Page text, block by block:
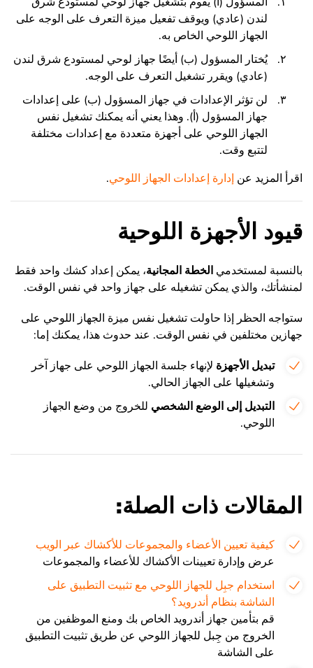
لندن (عادي) ويوقف تفعيل ميزة التعرف على الوجه على
الجهاز اللوحي الخاص به.
يُختار المسؤول (ب) أيضًا جهاز لوحي لمستودع شرق لندن
(عادي) ويقرر تشغيل التعرف على الوجه.
لن تؤثر الإعدادات في جهاز المسؤول (ب) على إعدادات
جهاز المسؤول (أ). وهذا يعني أنه يمكنك تشغيل نفس
الجهاز اللوحي على أجهزة متعددة مع إعدادات مختلفة
لتتبع وقت.
اقرأ المزيد عن إدارة إعدادات الجهاز اللوحي.
قيود الأجهزة اللوحية
بالنسبة لمستخدمي الخطة المجانية، يمكن إعداد كشك واحد فقط
لمنشأتك، والذي يمكن تشغيله على جهاز واحد في نفس الوقت.
ستواجه الحظر إذا حاولت تشغيل نفس ميزة الجهاز اللوحي على
جهازين مختلفين في نفس الوقت. عند حدوث هذا، يمكنك إما:
تبديل الأجهزة لإنهاء جلسة الجهاز اللوحي على جهاز آخر
وتشغيلها على الجهاز الحالي.
التبديل إلى الوضع الشخصي للخروج من وضع الجهاز
اللوحي.
المقالات ذات الصلة:
كيفية تعيين الأعضاء والمجموعات للأكشاك عبر الويب
عرض وإدارة تعيينات الأكشاك للأعضاء والمجموعات
استخدام جبِل للجهاز اللوحي مع تثبيت التطبيق على
الشاشة بنظام أندرويد؟
قم بتأمين جهاز أندرويد الخاص بك ومنع الموظفين من
الخروج من جِبل للجهاز اللوحي عن طريق تثبيت التطبيق
على الشاشة